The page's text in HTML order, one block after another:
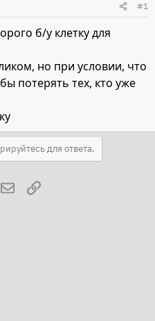
#1
б/у клетку для
но при условии, что
потерять тех, кто уже
для ответа.
Электронная почта
Ссылка